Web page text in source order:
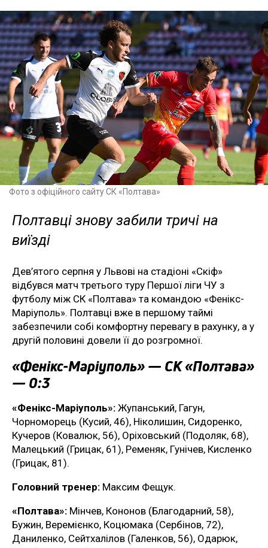
Фото з офіційного сайту СК «Полтава»
Полтавці знову забили тричі на
виїзді
Дев’ятого серпня у Львові на стадіоні «Скіф»
відбувся матч третього туру Першої ліги ЧУ з
футболу між СК «Полтава» та командою «Фенікс-
Маріуполь». Полтавці вже в першому таймі
забезпечили собі комфортну перевагу в рахунку, а у
другій половині довели її до розгромної.
«Фенікс-Маріуполь» — СК «Полтава»
— 0:3
«Фенікс-Маріуполь»: Жупанський, Гагун,
Чорноморець (Кусий, 46), Ніколишин, Сидоренко,
Кучеров (Ковалюк, 56), Оріховський (Подоляк, 68),
Малецький (Грицак, 61), Ременяк, Гунічев, Кисленко
(Грицак, 81).
Головний тренер: Максим Фещук.
«Полтава»: Мінчев, Кононов (Благодарний, 58),
Бужин, Веремієнко, Коцюмака (Сербінов, 72),
Даниленко, Сейтхалілов (Галенков, 56), Одарюк,